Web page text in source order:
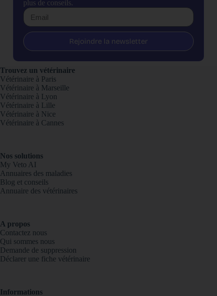
plus de conseils.
Rejoindre la newsletter
Trouvez un vétérinaire
Vétérinaire à Paris
Vétérinaire à Marseille
Vétérinaire à Lyon
Vétérinaire à Lille
Vétérinaire à Nice
Vétérinaire à Cannes
Nos solutions
My Veto AI
Annuaires des maladies
Blog et conseils
Annuaire des vétérinaires
A propos
Contactez nous
Qui sommes nous
Demande de suppression
Déclarer une fiche vétérinaire
Informations